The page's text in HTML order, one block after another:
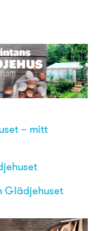
– mitt
Glädjehuset